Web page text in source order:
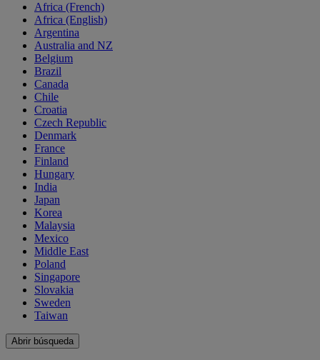
Africa (French)
Africa (English)
Argentina
Australia and NZ
Belgium
Brazil
Canada
Chile
Croatia
Czech Republic
Denmark
France
Finland
Hungary
India
Japan
Korea
Malaysia
Mexico
Middle East
Poland
Singapore
Slovakia
Sweden
Taiwan
Abrir búsqueda